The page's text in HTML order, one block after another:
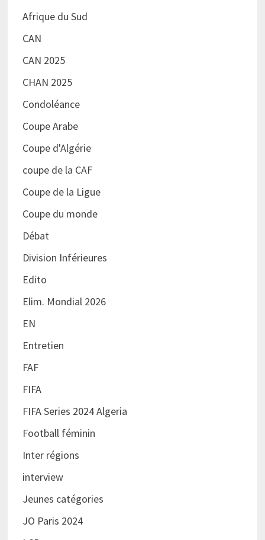
Afrique du Sud
CAN
CAN 2025
CHAN 2025
Condoléance
Coupe Arabe
Coupe d'Algérie
coupe de la CAF
Coupe de la Ligue
Coupe du monde
Débat
Division Inférieures
Edito
Elim. Mondial 2026
EN
Entretien
FAF
FIFA
FIFA Series 2024 Algeria
Football féminin
Inter régions
interview
Jeunes catégories
JO Paris 2024